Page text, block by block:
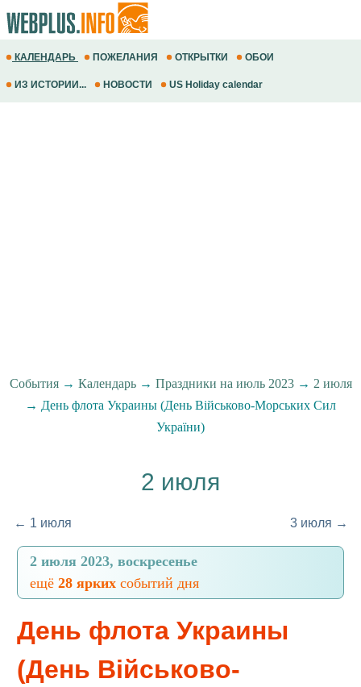
КАЛЕНДАРЬ ПОЖЕЛАНИЯ ОТКРЫТКИ ОБОИ
ИЗ ИСТОРИИ... НОВОСТИ US Holiday calendar
События→ Календарь→ Праздники на июль 2023→ 2 июля
→ День флота Украины (День Військово-Морських Сил
України)
2 июля
← 1 июля 3 июля →
2 июля 2023, воскресенье
ещё 28 ярких событий дня
День флота Украины
(День Військово-